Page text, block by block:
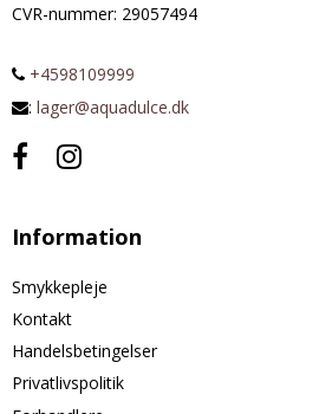
CVR-nummer: 29057494
+4598109999
: lager@aquadulce.dk
Information
Smykkepleje
Kontakt
Handelsbetingelser
Privatlivspolitik